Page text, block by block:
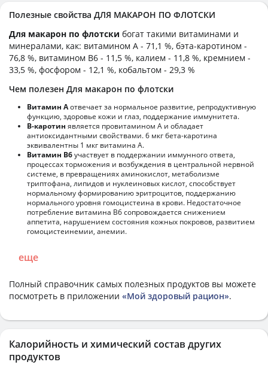
Полезные свойства ДЛЯ МАКАРОН ПО ФЛОТСКИ
Для макарон по флотски богат такими витаминами и
минералами, как: витамином А - 71,1 %, бэта-каротином -
76,8 %, витамином B6 - 11,5 %, калием - 11,8 %, кремнием -
33,5 %, фосфором - 12,1 %, кобальтом - 29,3 %
Чем полезен Для макарон по флотски
Витамин Аотвечает за нормальное развитие, репродуктивную
функцию, здоровье кожи и глаз, поддержание иммунитета.
В-каротин является провитамином А и обладает
антиоксидантными свойствами. 6 мкг бета-каротина
эквивалентны 1 мкг витамина А.
Витамин В6участвует в поддержании иммунного ответа,
процессах торможения и возбуждения в центральной нервной
системе, в превращениях аминокислот, метаболизме
триптофана, липидов и нуклеиновых кислот, способствует
нормальному формированию эритроцитов, поддержанию
нормального уровня гомоцистеина в крови. Недостаточное
потребление витамина В6 сопровождается снижением
аппетита, нарушением состояния кожных покровов, развитием
гомоцистеинемии, анемии.
еще
Полный справочник самых полезных продуктов вы можете
посмотреть в приложении «Мой здоровый рацион».
Калорийность и химический состав других
продуктов